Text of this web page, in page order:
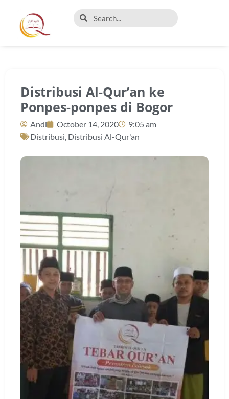
Distribusi Al-Qur’an ke
Ponpes-ponpes di Bogor
Andi October 14, 2020
9:05 am
Distribusi, Distribusi Al-Qur'an